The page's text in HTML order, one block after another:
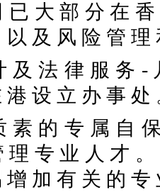
已 大 部 分 在
及 风 险 管
及 法 律 服 务 -
港 设 立 办 事 处
素 的 专 属 自
理 专 业 人 才
加 有 关 的 专